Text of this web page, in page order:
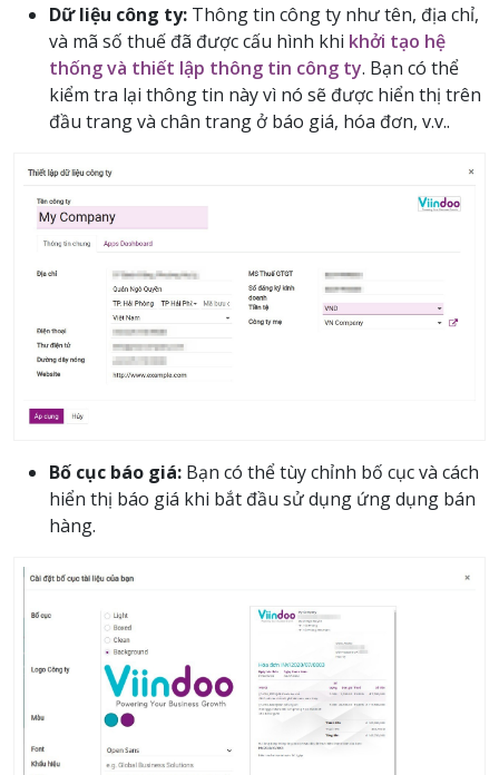
Dữ liệu công ty: Thông tin công ty như tên, địa chỉ,
và mã số thuế đã được cấu hình khi khởi tạo hệ
thống và thiết lập thông tin công ty. Bạn có thể
kiểm tra lại thông tin này vì nó sẽ được hiển thị trên
đầu trang và chân trang ở báo giá, hóa đơn, v.v..
Bố cục báo giá: Bạn có thể tùy chỉnh bố cục và cách
hiển thị báo giá khi bắt đầu sử dụng ứng dụng bán
hàng.